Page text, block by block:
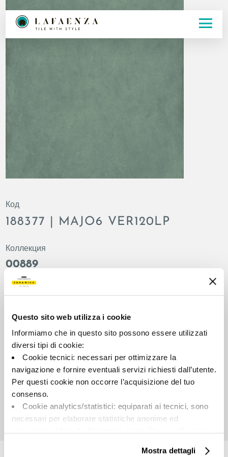
Questo sito web utilizza i cookie
Informiamo che in questo sito possono essere utilizzati
diversi tipi di cookie:
Cookie tecnici: necessari per ottimizzare la
navigazione e fornire eventuali servizi richiesti dall’utente.
Per questi cookie non occorre l’acquisizione del tuo
consenso.
Cookie analytics/statistici: equiparati ai tecnici, sono
necessari per elaborare statistiche anonime ed
Cookie di profilazione/marketing: sono utilizzati, solo
Mostra dettagli
Код
188377 | MAJO6 VER120LP
Коллекция
00889
Цвет:
Зеленый
Фон
Формат:
120.0x120.0
Лаппатированный
Глянцевый
Разнотон:
Единица измерения:
MQ